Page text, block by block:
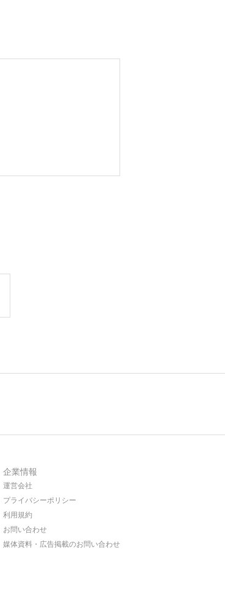
企業情報
運営会社
プライバシーポリシー
利用規約
お問い合わせ
媒体資料・広告掲載のお問い合わせ